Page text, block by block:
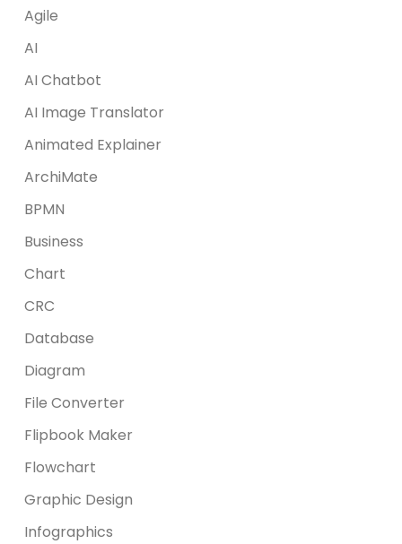
Agile
AI
AI Chatbot
AI Image Translator
Animated Explainer
ArchiMate
BPMN
Business
Chart
CRC
Database
Diagram
File Converter
Flipbook Maker
Flowchart
Graphic Design
Infographics